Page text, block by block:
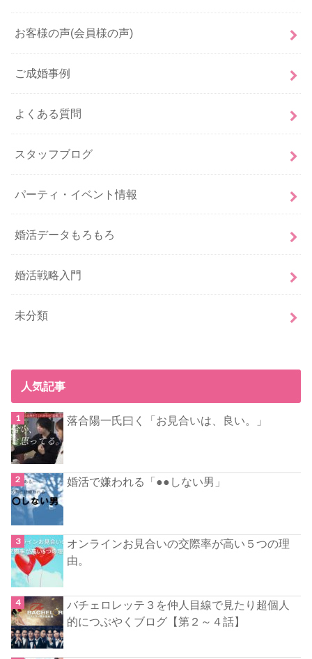
お客様の声(会員様の声)
ご成婚事例
よくある質問
スタッフブログ
パーティ・イベント情報
婚活データもろもろ
婚活戦略入門
未分類
人気記事
落合陽一氏曰く「お見合いは、良い。」
婚活で嫌われる「●●しない男」
オンラインお見合いの交際率が高い５つの理
由。
バチェロレッテ３を仲人目線で見たり超個人
的につぶやくブログ【第２～４話】